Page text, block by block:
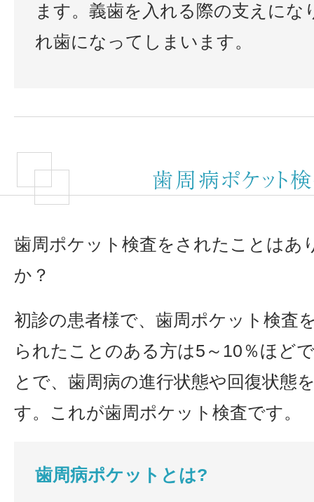
ます。義歯を入れる際の支えに
れ歯になってしまいます。
歯周ポケット検査をされたことはあ
か？
初診の患者様で、歯周ポケット検査
られたことのある方は5～10％ほど
とで、歯周病の進行状態や回復状態
す。これが歯周ポケット検査です。
歯周病ポケットとは?